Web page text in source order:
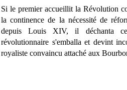
Si le premier accueillit la Révolution
la continence de la nécessité de
depuis Louis XIV, il déchanta
révolutionnaire s'emballa et devint
royaliste convaincu attaché aux